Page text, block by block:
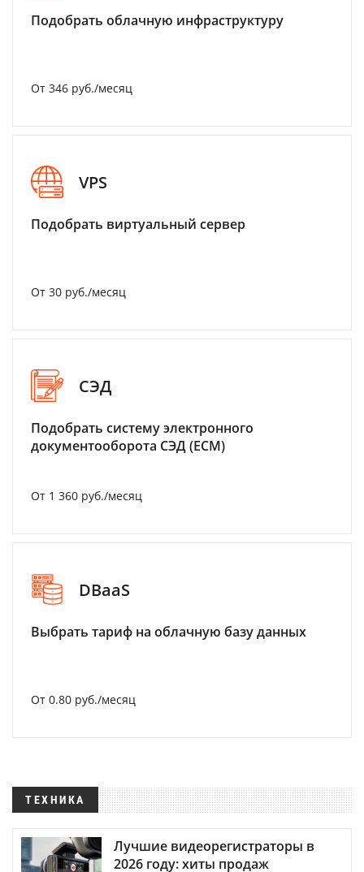
Подобрать облачную инфраструктуру
От 346 руб./месяц
VPS
Подобрать виртуальный сервер
От 30 руб./месяц
СЭД
Подобрать систему электронного
документооборота СЭД (ECM)
От 1 360 руб./месяц
DBaaS
Выбрать тариф на облачную базу данных
От 0.80 руб./месяц
ТЕХНИКА
Лучшие видеорегистраторы в
2026 году: хиты продаж